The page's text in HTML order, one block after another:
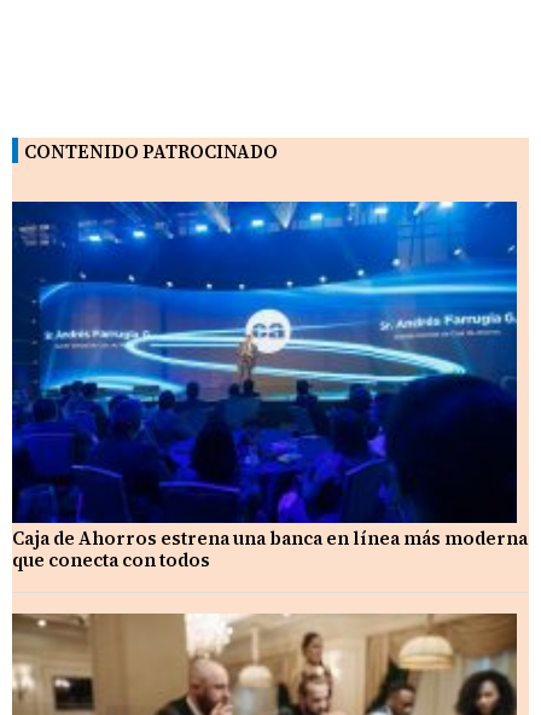
CONTENIDO PATROCINADO
Caja de Ahorros estrena una banca en línea más moderna
que conecta con todos